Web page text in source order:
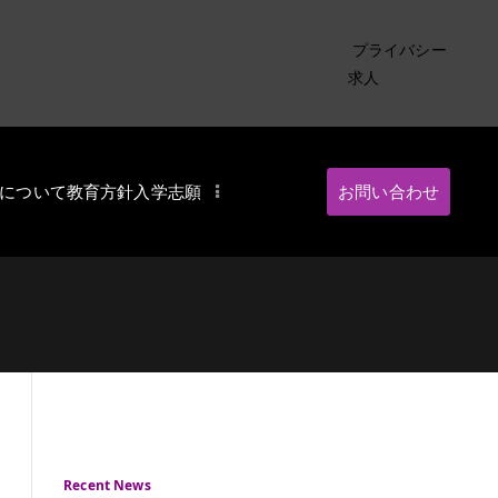
プライバシー
求人
ナショナル
ついて教育方針入学志願 お問い合わせ
Recent News